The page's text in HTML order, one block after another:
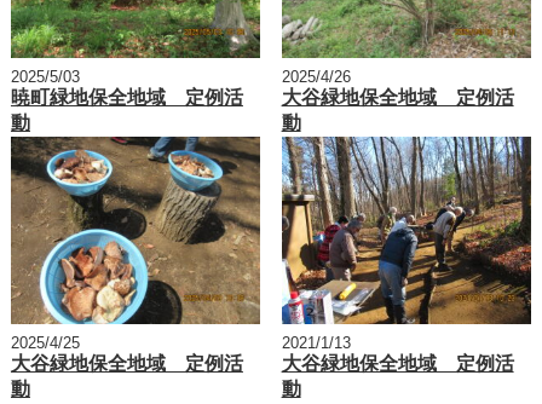
2025/5/03
暁町緑地保全地域 定例活
動
2025/4/26
大谷緑地保全地域 定例活
動
2025/4/25
大谷緑地保全地域 定例活
動
2021/1/13
大谷緑地保全地域 定例活
動